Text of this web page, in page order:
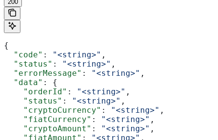
200
{
  "code"
: "<string>" ,
  "status"
: "<string>" ,
  "errorMessage"
: "<string>" ,
  "data"
: {
    "orderId"
: "<string>" ,
    "status"
: "<string>" ,
    "cryptoCurrency"
: "<string>" ,
    "fiatCurrency"
: "<string>" ,
    "cryptoAmount"
: "<string>" ,
    "fiatAmount"
: "<string>" ,